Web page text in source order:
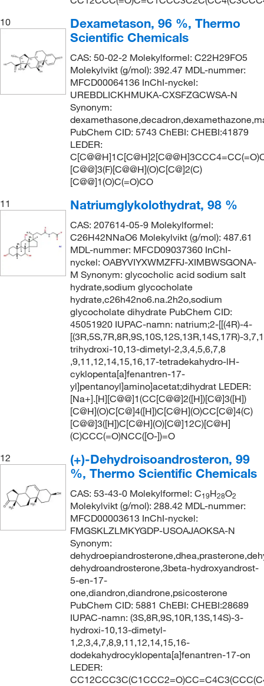
10
Dexametason, 96 %, Thermo
Scientific Chemicals
CAS: 50-02-2 Molekylformel: C22H29FO5
Molekylvikt (g/mol): 392.47 MDL-nummer:
MFCD00064136 InChI-nyckel:
UREBDLICKHMUKA-CXSFZGCWSA-N
Synonym:
PubChem CID: 5743 ChEBI: CHEBI:41879
LEDER:
[C@@]3(F)[C@@H](O)C[C@]2(C)
[C@@]1(O)C(=O)CO
11
Natriumglykolothydrat, 98 %
CAS: 207614-05-9 Molekylformel:
C26H42NNaO6 Molekylvikt (g/mol): 487.61
MDL-nummer: MFCD09037360 InChI-
nyckel: OABYVIYXWMZFFJ-XIMBWSGONA-
M Synonym: glycocholic acid sodium salt
hydrate,sodium glycocholate
hydrate,c26h42no6.na.2h2o,sodium
glycocholate dihydrate PubChem CID:
45051920 IUPAC-namn: natrium;2-[[(4R)-4-
[(3R,5S,7R,8R,9S,10S,12S,13R,14S,17R)-
trihydroxi-10,13-dimetyl-2,3,4,5,6,7,8
,9,11,12,14,15,16,17-tetradekahydro-lH-
cyklopenta[a]fenantren-17-
yl]pentanoyl]amino]acetat;dihydrat LEDER:
[Na+].[H][C@@]1(CC[C@@]2([H])[C@]3([H])
[C@H](O)C[C@]4([H])C[C@H](O)CC[C@]4(C)
[C@@]3([H])C[C@H](O)[C@]12C)[C@H]
(C)CCC(=O)NCC([O-])=O
12
(+)-Dehydroisoandrosteron, 99
%, Thermo Scientific Chemicals
CAS: 53-43-0 Molekylformel: C19H28O2
Molekylvikt (g/mol): 288.42 MDL-nummer:
MFCD00003613 InChI-nyckel:
FMGSKLZLMKYGDP-USOAJAOKSA-N
Synonym:
dehydroandrosterone,3beta-hydroxyandrost-
5-en-17-
one,diandron,diandrone,psicosterone
PubChem CID: 5881 ChEBI: CHEBI:28689
IUPAC-namn: (3S,8R,9S,10R,13S,14S)-3-
hydroxi-10,13-dimetyl-
1,2,3,4,7,8,9,11,12,14,15,16-
dodekahydrocyklopenta[a]fenantren-17-on
LEDER: